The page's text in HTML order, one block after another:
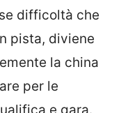
difficoltà che
pista, diviene
la china
per le
e gara.